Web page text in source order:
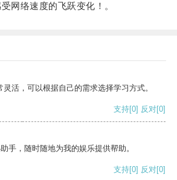
络速度的飞跃变化！。
活，可以根据自己的需求选择学习方式。
支持[0] 反对[0]
手，随时随地为我的娱乐提供帮助。
支持[0] 反对[0]